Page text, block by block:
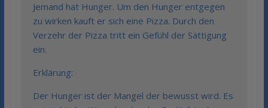
Jemand hat Hunger. Um den Hunger entgegen
zu wirken kauft er sich eine Pizza. Durch den
Verzehr der Pizza tritt ein Gefühl der Sättigung
ein.
Erklärung:
Der Hunger ist der Mangel der bewusst wird. Es